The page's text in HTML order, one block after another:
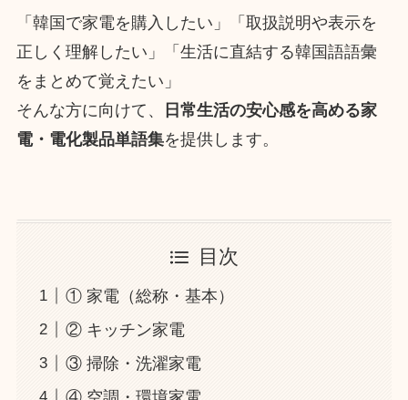
「韓国で家電を購入したい」「取扱説明や表示を
正しく理解したい」「生活に直結する韓国語語彙
をまとめて覚えたい」
そんな方に向けて、
日常生活の安心感を高める家
電・電化製品単語集を提供します。
目次
① 家電（総称・基本）
② キッチン家電
③ 掃除・洗濯家電